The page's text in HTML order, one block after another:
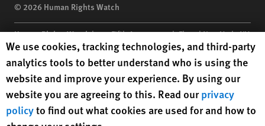
© 2026 Human Rights Watch
Human Rights Watch| 350 Fifth Avenue, 34th Floor | New York,NY
10118-3299USA|t 1.212.290.4700
Human Rights Watchis a 501(C)(3) nonprofit registered in the US
under EIN: 13-2875808
Human Rights Watch cookie preferences
We use cookies, tracking technologies, and third-party
analytics tools to better understand who is using the
website and improve your experience. By using our
website you are agreeing to this. Read ourprivacy
policyto find out what cookies are used for and how to